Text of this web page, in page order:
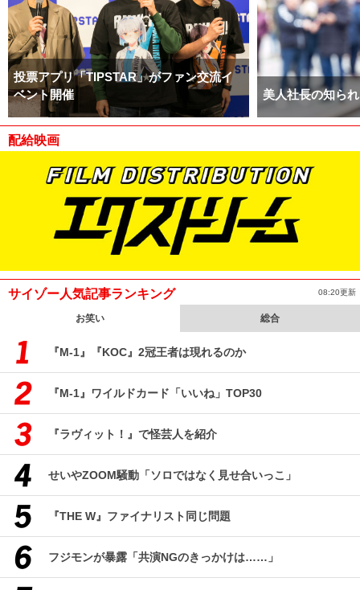
投票アプリ「TIPSTAR」がファン交流イ
ベント開催
美人社長の知ら
配給映画
サイゾー人気記事ランキング 08:20更新
お笑い 総合
『M-1』『KOC』2冠王者は現れるのか
『M-1』ワイルドカード「いいね」TOP30
『ラヴィット！』で怪芸人を紹介
せいやZOOM騒動「ソロではなく見せ合いっこ」
『THE W』ファイナリスト同じ問題
フジモンが暴露「共演NGのきっかけは……」